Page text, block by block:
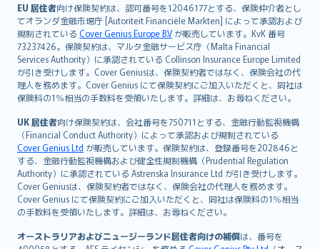
EU 居住者向け保険契約は、認可番号を12046177とする、保険仲介者とし
てオランダ金融市場庁 [Autoriteit Financiële Markten] によって承認および
規制されている Cover Genius Europe B.V が販売しています。KvK 番号
73237426。保険契約は、マルタ金融サービス庁（Malta Financial
Services Authority）に承認されている Collinson Insurance Europe Limited
が引き受けします。Cover Geniusは、保険契約者ではなく、保険会社の代
理人を務めます。Cover Genius にて保険契約にご加入いただくと、同社は
保険料の1％相当の手数料を受領いたします。詳細は、お尋ねください。
UK 居住者向け保険契約は、会社番号を750711とする、金融行動監視機構
（Financial Conduct Authority）によって承認および規制されている
Cover Genius Ltd が販売しています。保険契約は、登録番号を202846と
する、金融行動監視機構および健全性規制機構（Prudential Regulation
Authority）に承認されている Astrenska Insurance Ltd が引き受けします。
Cover Geniusは、保険契約者ではなく、保険会社の代理人を務めます。
Cover Genius にて保険契約にご加入いただくと、同社は保険料の1％相当
の手数料を受領いたします。詳細は、お尋ねください。
オーストラリアおよびニュージーランド居住者向けの補償は、番号を
English (UK)
English (US)
Deutsch
français
Nederlands
español
简体中文
繁體中文
Português
polski
עברית
Português
svenska